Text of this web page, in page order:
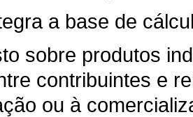
a base de
sobre produtos
contribuintes e
ou à